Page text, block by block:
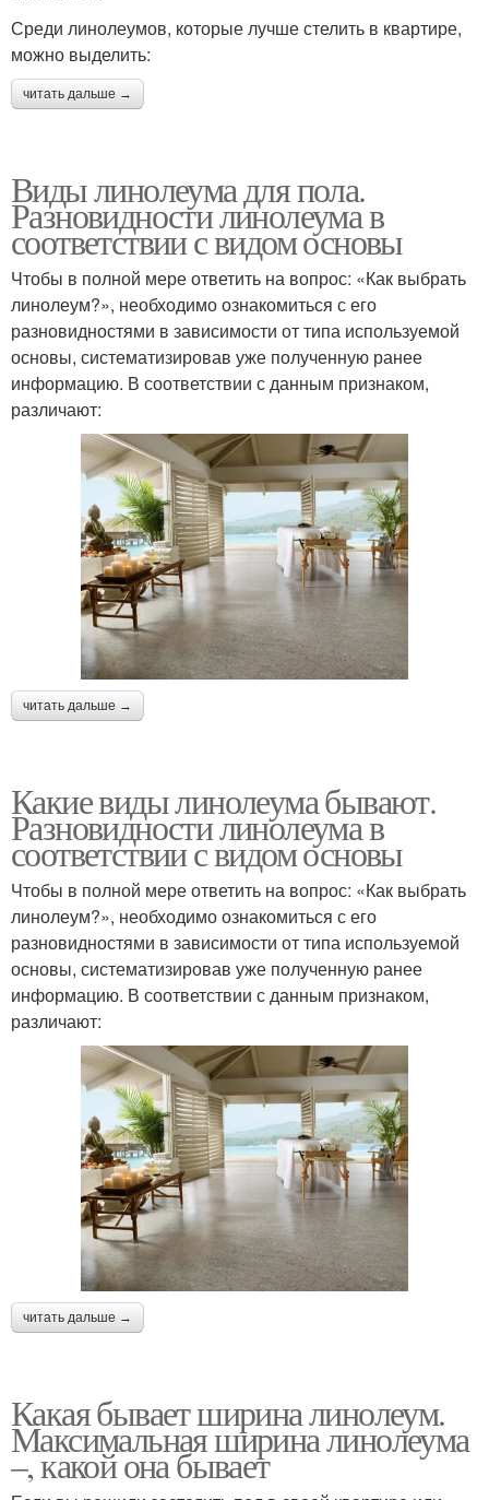
Среди линолеумов, которые лучше стелить в квартире,
можно выделить:
читать дальше →
Виды линолеума для пола.
Разновидности линолеума в
соответствии с видом основы
Чтобы в полной мере ответить на вопрос: «Как выбрать
линолеум?», необходимо ознакомиться с его
разновидностями в зависимости от типа используемой
основы, систематизировав уже полученную ранее
информацию. В соответствии с данным признаком,
различают:
читать дальше →
Какие виды линолеума бывают.
Разновидности линолеума в
соответствии с видом основы
Чтобы в полной мере ответить на вопрос: «Как выбрать
линолеум?», необходимо ознакомиться с его
разновидностями в зависимости от типа используемой
основы, систематизировав уже полученную ранее
информацию. В соответствии с данным признаком,
различают:
читать дальше →
Какая бывает ширина линолеум.
Максимальная ширина линолеума
–, какой она бывает